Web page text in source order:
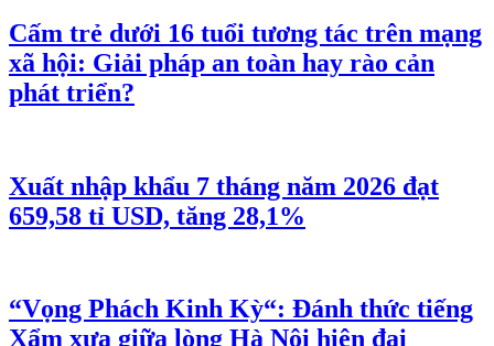
Cấm trẻ dưới 16 tuổi tương tác trên mạng
xã hội: Giải pháp an toàn hay rào cản
phát triển?
Xuất nhập khẩu 7 tháng năm 2026 đạt
659,58 tỉ USD, tăng 28,1%
“Vọng Phách Kinh Kỳ“: Đánh thức tiếng
Xẩm xưa giữa lòng Hà Nội hiện đại